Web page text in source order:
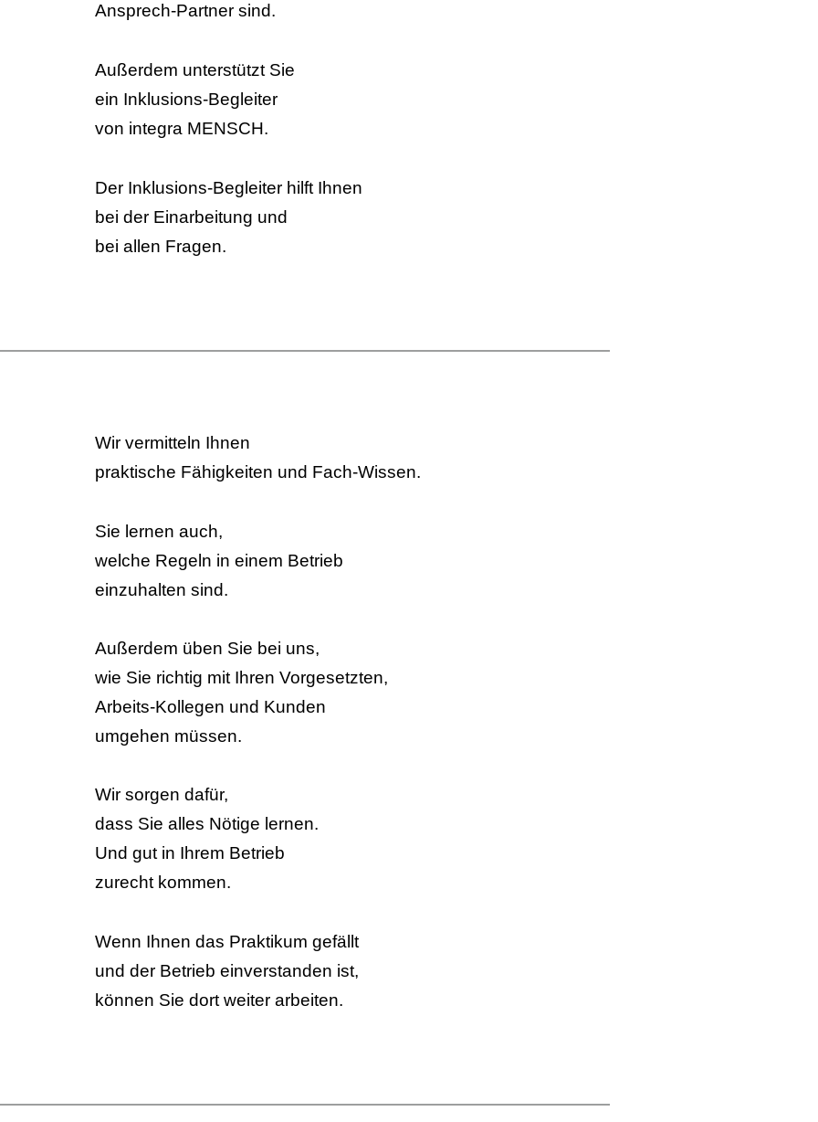
Ansprech-Partner sind.
Außerdem unterstützt Sie
ein Inklusions-Begleiter
von integra MENSCH.
Der Inklusions-Begleiter hilft Ihnen
bei der Einarbeitung und
bei allen Fragen.
Wir vermitteln Ihnen
praktische Fähigkeiten und Fach-Wissen.
Sie lernen auch,
welche Regeln in einem Betrieb
einzuhalten sind.
Außerdem üben Sie bei uns,
wie Sie richtig mit Ihren Vorgesetzten,
Arbeits-Kollegen und Kunden
umgehen müssen.
Wir sorgen dafür,
dass Sie alles Nötige lernen.
Und gut in Ihrem Betrieb
zurecht kommen.
Wenn Ihnen das Praktikum gefällt
und der Betrieb einverstanden ist,
können Sie dort weiter arbeiten.